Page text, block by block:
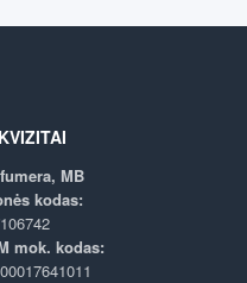
MB
kodas:
mok. kodas: